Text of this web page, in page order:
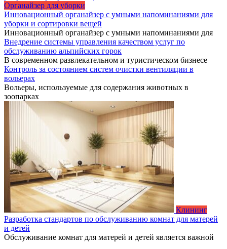
Органайзер для уборки
Инновационный органайзер с умными напоминаниями для
уборки и сортировки вещей
Инновационный органайзер с умными напоминаниями для
Внедрение системы управления качеством услуг по
обслуживанию альпийских горок
В современном развлекательном и туристическом бизнесе
Контроль за состоянием систем очистки вентиляции в
вольерах
Вольеры, используемые для содержания животных в
зоопарках
Клининг
Разработка стандартов по обслуживанию комнат для матерей
и детей
Обслуживание комнат для матерей и детей является важной